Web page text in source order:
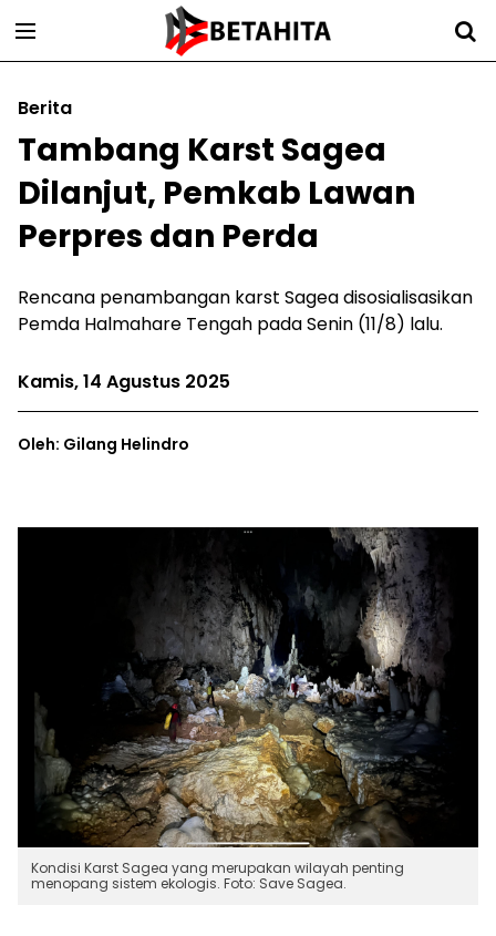
Berita
Tambang Karst Sagea
Dilanjut, Pemkab Lawan
Perpres dan Perda
Rencana penambangan karst Sagea disosialisasikan
Pemda Halmahare Tengah pada Senin (11/8) lalu.
Kamis, 14 Agustus 2025
Oleh: Gilang Helindro
Kondisi Karst Sagea yang merupakan wilayah penting
menopang sistem ekologis. Foto: Save Sagea.